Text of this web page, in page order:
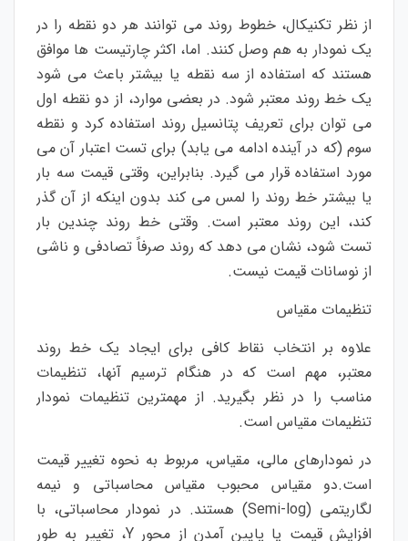
از نظر تکنیکال، خطوط روند می توانند هر دو نقطه را در
یک نمودار به هم وصل کنند. اما، اکثر چارتیست ها موافق
هستند که استفاده از سه نقطه یا بیشتر باعث می شود
یک خط روند معتبر شود. در بعضی موارد، از دو نقطه اول
می توان برای تعریف پتانسیل روند استفاده کرد و نقطه
سوم (که در آینده ادامه می یابد) برای تست اعتبار آن می
مورد استفاده قرار می گیرد. بنابراین، وقتی قیمت سه بار
یا بیشتر خط روند را لمس می کند بدون اینکه از آن گذر
کند، این روند معتبر است. وقتی خط روند چندین بار
تست شود، نشان می دهد که روند صرفاً تصادفی و ناشی
از نوسانات قیمت نیست.
تنظیمات مقیاس
علاوه بر انتخاب نقاط کافی برای ایجاد یک خط روند
معتبر، مهم است که در هنگام ترسیم آنها، تنظیمات
مناسب را در نظر بگیرید. از مهمترین تنظیمات نمودار
تنظیمات مقیاس است.
در نمودارهای مالی، مقیاس، مربوط به نحوه تغییر قیمت
است.دو مقیاس محبوب مقیاس محاسباتی و نیمه
لگاریتمی (Semi-log) هستند. در نمودار محاسباتی، با
افزایش قیمت یا پایین آمدن از محور Y، تغییر به طور